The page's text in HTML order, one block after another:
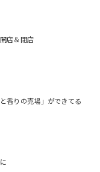
店＆閉店
香りの売場」ができてる